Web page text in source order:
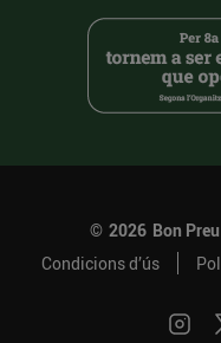
© 2026 Bon
Condicions d’ús